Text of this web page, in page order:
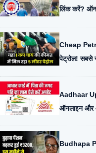
लिंक करें?
Cheap
पेट्रोल! सबसे
Aadhaar
ऑनलाइन और
Budhapa